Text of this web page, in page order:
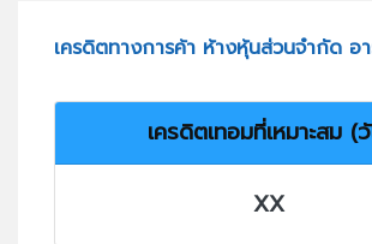
เครดิตทางการค้า ห้างหุ้นส่วนจำกัด อ
เครดิตเทอมที่เหมาะสม (
XX